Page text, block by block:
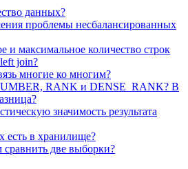
данных?
проблемы несбалансированных
и максимальное количество строк
join?
многие ко многим?
RANK и DENSE_RANK? В
значимость результата
есть в хранилище?
две выборки?